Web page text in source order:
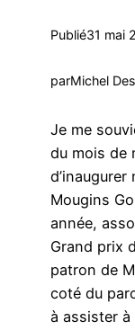
Publié31 mai
parMichel
Je me
du mois de
Mougins
année,
Grand prix
patron de
coté du
à assister